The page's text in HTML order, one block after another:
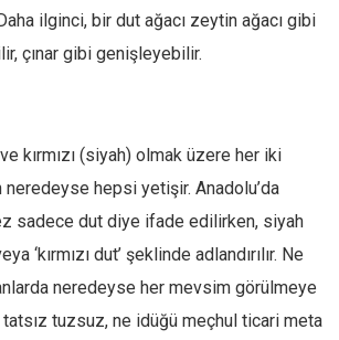
ilginci, bir dut ağacı zeytin ağacı gibi
çınar gibi genişleyebilir.
kırmızı (siyah) olmak üzere her iki
hepsi yetişir. Anadolu’da
sadece dut diye ifade edilirken, siyah
‘kırmızı dut’ şeklinde adlandırılır. Ne
neredeyse her mevsim görülmeye
tuzsuz, ne idüğü meçhul ticari meta